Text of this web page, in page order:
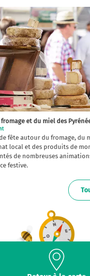
fromage et du miel des
fête autour du fromage, du
local et des produits de
de nombreuses
festive.